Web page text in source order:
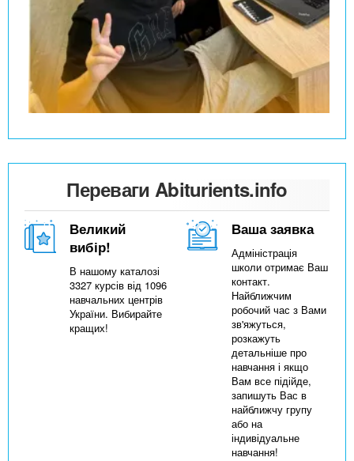
Переваги Abiturients.info
Великий
вибір!
В нашому каталозі
3327 курсів від 1096
навчальних центрів
України. Вибирайте
кращих!
Ваша заявка
Адміністрація
школи отримає Ваш
контакт.
Найближчим
робочий час з Вами
зв'яжуться,
розкажуть
детальніше про
навчання і якщо
Вам все підійде,
запишуть Вас в
найближчу групу
або на
індивідуальне
навчання!